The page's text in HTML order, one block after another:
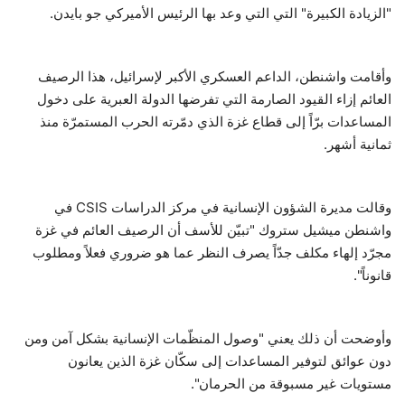
"الزيادة الكبيرة" التي التي وعد بها الرئيس الأميركي جو بايدن.
وأقامت واشنطن، الداعم العسكري الأكبر لإسرائيل، هذا الرصيف
العائم إزاء القيود الصارمة التي تفرضها الدولة العبرية على دخول
المساعدات برّاً إلى قطاع غزة الذي دمّرته الحرب المستمرّة منذ
ثمانية أشهر.
وقالت مديرة الشؤون الإنسانية في مركز الدراسات CSIS في
واشنطن ميشيل ستروك "تبيّن للأسف أن الرصيف العائم في غزة
مجرّد إلهاء مكلف جدّاً يصرف النظر عما هو ضروري فعلاً ومطلوب
قانوناً".
وأوضحت أن ذلك يعني "وصول المنظّمات الإنسانية بشكل آمن ومن
دون عوائق لتوفير المساعدات إلى سكّان غزة الذين يعانون
مستويات غير مسبوقة من الحرمان".